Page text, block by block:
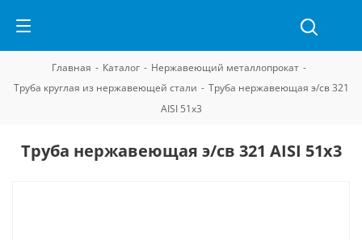
Главная - Каталог - Нержавеющий металлопрокат -
Труба круглая из нержавеющей стали - Труба нержавеющая э/св 321
AISI 51х3
Труба нержавеющая э/св 321 AISI 51х3